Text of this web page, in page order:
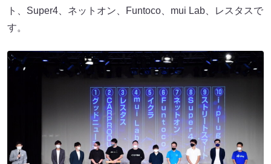
ト、Super4、ネットオン、Funtoco、mui Lab、レスタスで
す。